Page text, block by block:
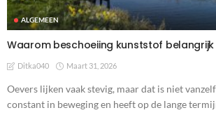
ALGEMEEN
Waarom beschoeiing kunststof belangrijk
Ditka040 Maart 31, 2026
Oevers lijken vaak stevig, maar dat is niet
constant in beweging en heeft op de lange